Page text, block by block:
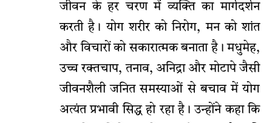
जीवन के हर चरण में व्यक्ति का मार्गदर्शन
करती है। योग शरीर को निरोग, मन को शांत
और विचारों को सकारात्मक बनाता है। मधुमेह,
उच्च रक्तचाप, तनाव, अनिद्रा और मोटापे जैसी
जीवनशैली जनित समस्याओं से बचाव में योग
अत्यंत प्रभावी सिद्ध हो रहा है। उन्होंने कहा कि